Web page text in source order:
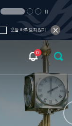
오늘 하루 보지 않기
0